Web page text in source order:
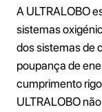
A ULTRALOBO
sistemas
dos sistemas de
poupança de
cumprimento
ULTRALOBO